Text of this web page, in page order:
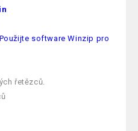
Použijte software Winzip pro
řetězců.